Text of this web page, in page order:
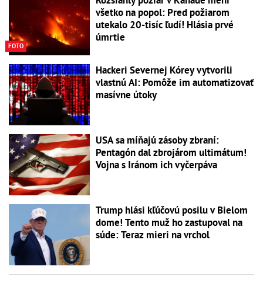
FOTO
všetko na popol: Pred požiarom
utekalo 20-tisíc ľudí! Hlásia prvé
úmrtie
Hackeri Severnej Kórey vytvorili
vlastnú AI: Pomôže im automatizovať
masívne útoky
USA sa míňajú zásoby zbraní:
Pentagón dal zbrojárom ultimátum!
Vojna s Iránom ich vyčerpáva
Trump hlási kľúčovú posilu v Bielom
dome! Tento muž ho zastupoval na
súde: Teraz mieri na vrchol